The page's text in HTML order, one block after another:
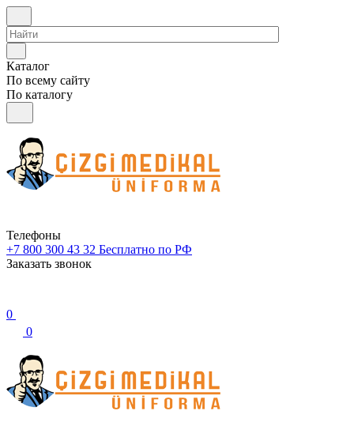
Каталог
По всему сайту
По каталогу
Телефоны
+7 800 300 43 32 Бесплатно по РФ
Заказать звонок
0
0